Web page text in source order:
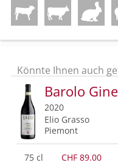
Könnte Ihnen auch
Barolo
2020
Elio Grasso
Piemont
75 cl CHF 89.00